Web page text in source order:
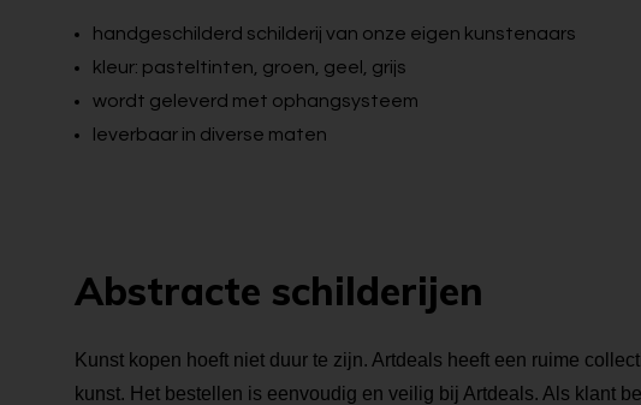
handgeschilderd schilderij van onze eigen kunstenaars
kleur: pasteltinten, groen, geel, grijs
wordt geleverd met ophangsysteem
leverbaar in diverse maten
Abstracte schilderijen
Kunst kopen hoeft niet duur te zijn. Artdeals heeft een ruime
kunst. Het bestellen is eenvoudig en veilig bij Artdeals. Als klant